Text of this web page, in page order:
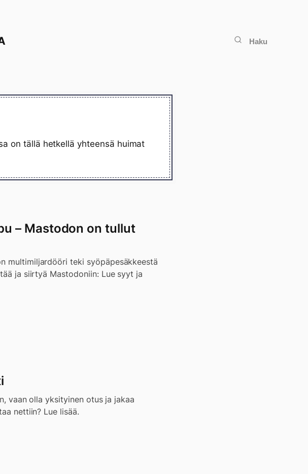
Haku
on tällä hetkellä yhteensä huimat
– Mastodon on tullut
multimiljardööri teki syöpäpesäkkeestä
ja siirtyä Mastodoniin: Lue syyt ja
vaan olla yksityinen otus ja jakaa
nettiin? Lue lisää.